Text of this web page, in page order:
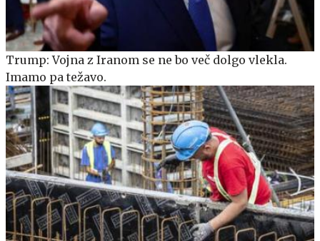
Trump: Vojna z Iranom se ne bo več dolgo vlekla.
Imamo pa težavo.